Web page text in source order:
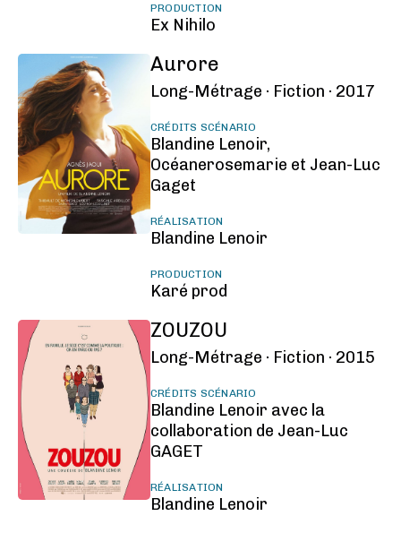
PRODUCTION
Ex Nihilo
Aurore
Long-Métrage · Fiction · 2017
CRÉDITS SCÉNARIO
Blandine Lenoir,
Océanerosemarie et Jean-Luc
Gaget
RÉALISATION
Blandine Lenoir
PRODUCTION
Karé prod
ZOUZOU
Long-Métrage · Fiction · 2015
CRÉDITS SCÉNARIO
Blandine Lenoir avec la
collaboration de Jean-Luc
GAGET
RÉALISATION
Blandine Lenoir